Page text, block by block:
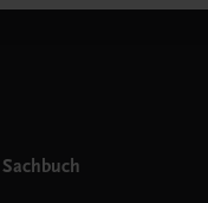
Sachbuch